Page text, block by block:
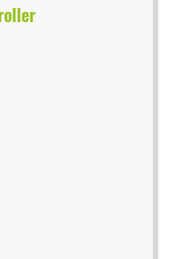
az
állásajánlat